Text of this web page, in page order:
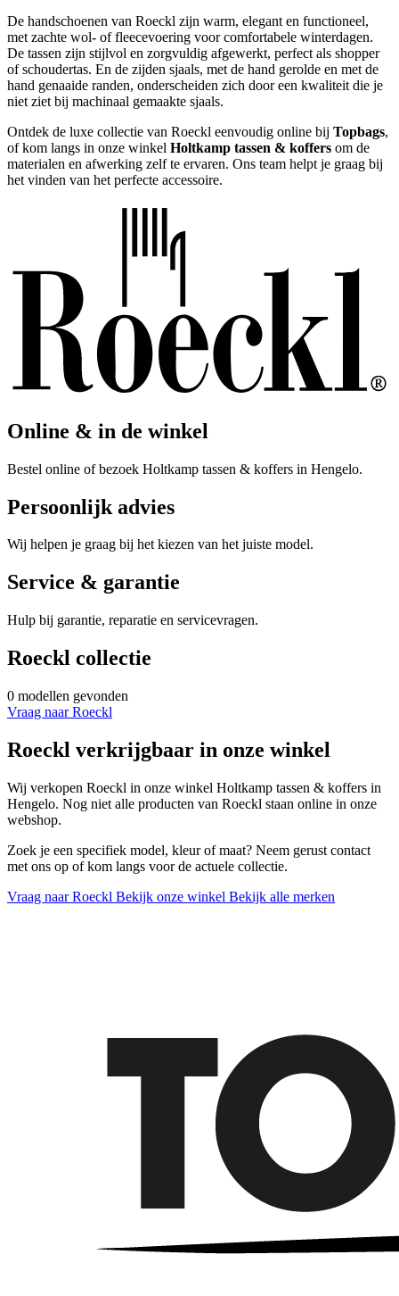
De handschoenen van Roeckl zijn warm, elegant en functioneel,
met zachte wol- of fleecevoering voor comfortabele winterdagen.
De tassen zijn stijlvol en zorgvuldig afgewerkt, perfect als shopper
of schoudertas. En de zijden sjaals, met de hand gerolde en met de
hand genaaide randen, onderscheiden zich door een kwaliteit die je
niet ziet bij machinaal gemaakte sjaals.
Ontdek de luxe collectie van Roeckl eenvoudig online bij Topbags,
of kom langs in onze winkel Holtkamp tassen & koffers om de
materialen en afwerking zelf te ervaren. Ons team helpt je graag bij
het vinden van het perfecte accessoire.
Online & in de winkel
Bestel online of bezoek Holtkamp tassen & koffers in Hengelo.
Persoonlijk advies
Wij helpen je graag bij het kiezen van het juiste model.
Service & garantie
Hulp bij garantie, reparatie en servicevragen.
Roeckl collectie
0 modellen gevonden
Vraag naar Roeckl
Roeckl verkrijgbaar in onze winkel
Wij verkopen Roeckl in onze winkel Holtkamp tassen & koffers in
Hengelo. Nog niet alle producten van Roeckl staan online in onze
webshop.
Zoek je een specifiek model, kleur of maat? Neem gerust contact
met ons op of kom langs voor de actuele collectie.
Vraag naar Roeckl Bekijk onze winkel Bekijk alle merken